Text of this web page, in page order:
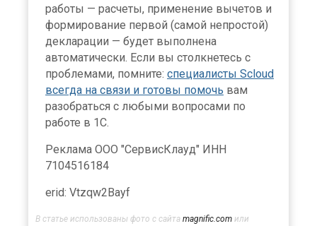
работы — расчеты, применение вычетов и
формирование первой (самой непростой)
декларации — будет выполнена
автоматически. Если вы столкнетесь с
проблемами, помните: специалисты Scloud
всегда на связи и готовы помочь вам
разобраться с любыми вопросами по
работе в 1С.
Реклама ООО "СервисКлауд" ИНН
7104516184
erid: Vtzqw2Bayf
В статье использованы фото с сайта magnific.com или